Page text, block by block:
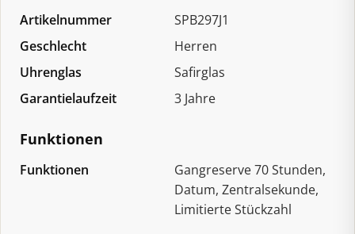
Artikelnummer
SPB297J1
Geschlecht
Herren
Uhrenglas
Safirglas
Garantielaufzeit
3 Jahre
Funktionen
Funktionen
Gangreserve 70 Stunden,
Datum, Zentralsekunde,
Limitierte Stückzahl